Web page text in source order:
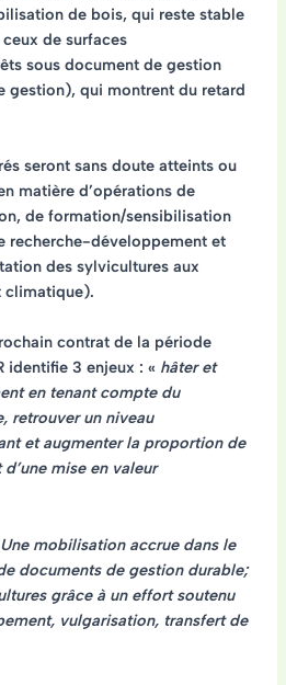
de bois, qui reste stable
de surfaces
sous document de gestion
gestion), qui montrent du retard
seront sans doute atteints ou
matière d’opérations de
de formation/sensibilisation
recherche-développement et
des sylvicultures aux
climatique).
contrat de la période
identifie 3 enjeux : « hâter et
en tenant compte du
retrouver un niveau
et augmenter la proportion de
mise en valeur
Une mobilisation accrue dans le
documents de gestion durable;
grâce à un effort soutenu
vulgarisation, transfert de